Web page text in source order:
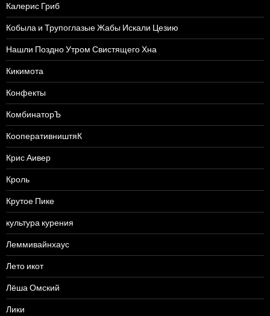
Калерис Гриб
Кобыла и Трупоглазые Жабы Искали Цезию
Нашли Поздно Утром Свистящего Хна
Кикимота
Конфекты
КомбинаторЪ
КооперативништяК
Крис Аивер
Кроль
Крутое Пике
культура курения
Леммивайнхаус
Лето икот
Лёша Омский
Лики